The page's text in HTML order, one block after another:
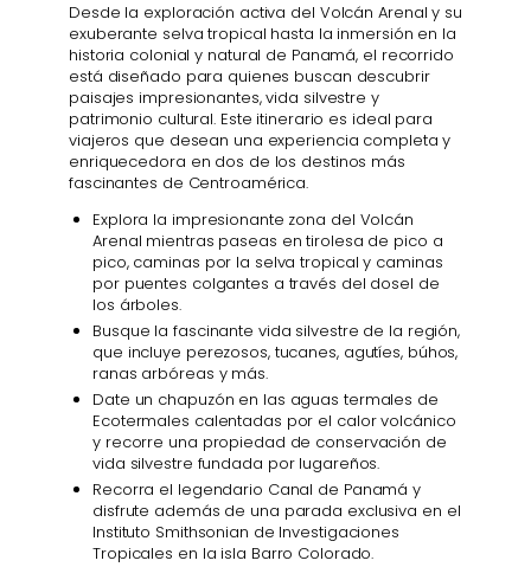
Desde la exploración activa del Volcán Arenal y su
exuberante selva tropical hasta la inmersión en la
historia colonial y natural de Panamá, el recorrido
está diseñado para quienes buscan descubrir
paisajes impresionantes, vida silvestre y
patrimonio cultural. Este itinerario es ideal para
viajeros que desean una experiencia completa y
enriquecedora en dos de los destinos más
fascinantes de Centroamérica.
Explora la impresionante zona del Volcán
Arenal mientras paseas en tirolesa de pico a
pico, caminas por la selva tropical y caminas
por puentes colgantes a través del dosel de
los árboles.
Busque la fascinante vida silvestre de la región,
que incluye perezosos, tucanes, agutíes, búhos,
ranas arbóreas y más.
Date un chapuzón en las aguas termales de
Ecotermales calentadas por el calor volcánico
y recorre una propiedad de conservación de
vida silvestre fundada por lugareños.
Recorra el legendario Canal de Panamá y
disfrute además de una parada exclusiva en el
Instituto Smithsonian de Investigaciones
Tropicales en la isla Barro Colorado.